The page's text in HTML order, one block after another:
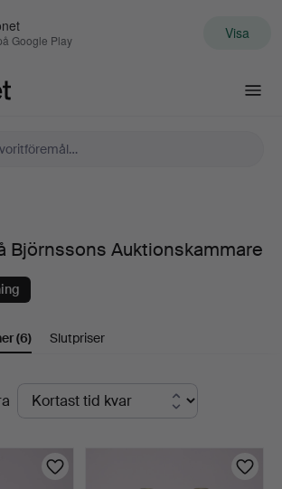
Google Play Visa
Björnssons Auktionskammare
(6) Slutpriser